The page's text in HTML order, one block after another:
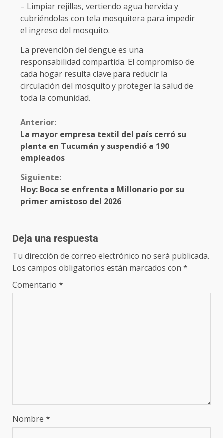
– Limpiar rejillas, vertiendo agua hervida y
cubriéndolas con tela mosquitera para impedir
el ingreso del mosquito.
La prevención del dengue es una
responsabilidad compartida. El compromiso de
cada hogar resulta clave para reducir la
circulación del mosquito y proteger la salud de
toda la comunidad.
Anterior:
La mayor empresa textil del país cerró su
planta en Tucumán y suspendió a 190
empleados
Siguiente:
Hoy: Boca se enfrenta a Millonario por su
primer amistoso del 2026
Deja una respuesta
Tu dirección de correo electrónico no será publicada.
Los campos obligatorios están marcados con *
Comentario *
Nombre *